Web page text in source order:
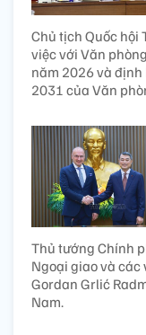
Chủ tịch Quốc hội
việc với Văn
năm 2026 và
2031 của Văn
Thủ tướng Chính
Ngoại giao và các
Gordan Grlić
Nam.